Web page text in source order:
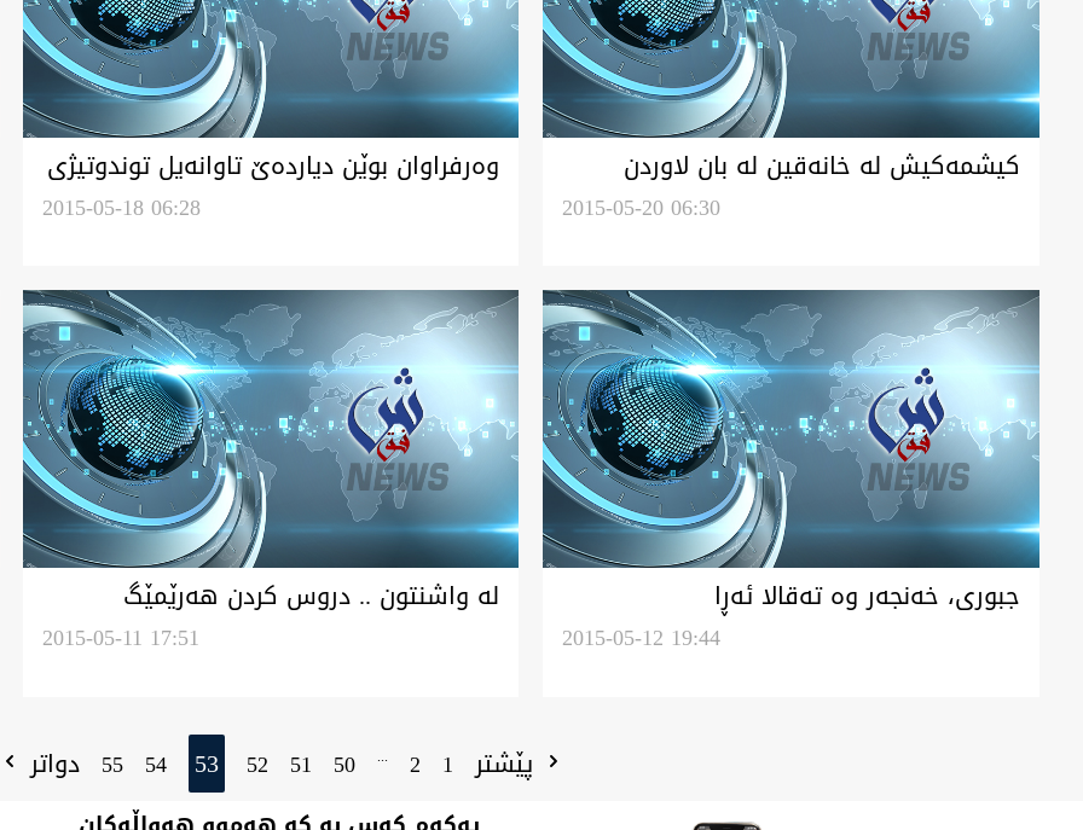
كیشمه‌كیش له‌ خانه‌قین له‌ بان لاوردن
2015-05-20 06:30
وه‌رفراوان بوێن دیارده‌ێ تاوانه‌یل توندوتیژى
خانه‌واده‌یی له‌ عراق.. و 90% قوروانیه‌یل
2015-05-18 06:28
جبوری، خه‌نجه‌ر وه‌ ته‌قالا ئه‌ڕا
به‌شبه‌شه‌وكردن عراق تومه‌تبار ئه‌كا2015-05-12 19:44
له‌ واشنتون .. دروس كردن هه‌رێمێگ
2015-05-11 17:51
پێشتر 1
2
...
50
51
52
53
54
55 دواتر